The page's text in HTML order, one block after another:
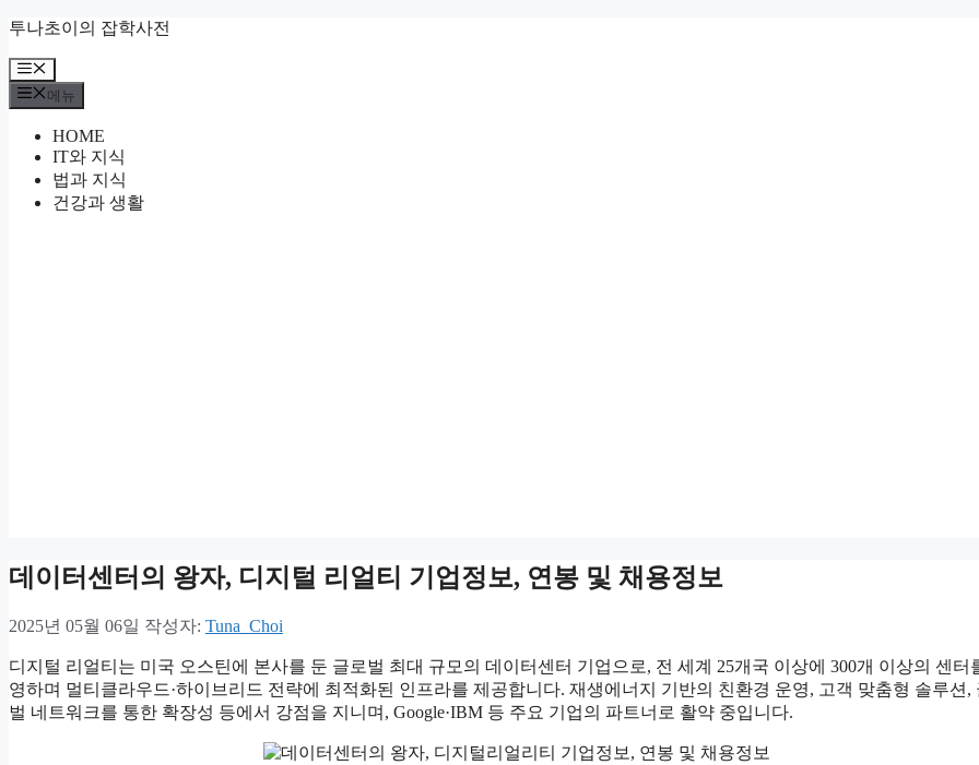
컨
츠
로
투나초이의 잡학사전
메
뉴
메뉴
HOME
IT와 지식
법과 지식
건강과 생활
데이터센터의 왕자, 디지털 리얼티 기업정보, 연봉 및 채용정보
2025년 05월 06일 작성자: Tuna_Choi
디지털 리얼티는 미국 오스틴에 본사를 둔 글로벌 최대 규모의 데이터센터 기업으로, 전 세계 25개국 이상에 300개 이상의 센터
영하며 멀티클라우드·하이브리드 전략에 최적화된 인프라를 제공합니다. 재생에너지 기반의 친환경 운영, 고객 맞춤형 솔루션,
벌 네트워크를 통한 확장성 등에서 강점을 지니며, Google·IBM 등 주요 기업의 파트너로 활약 중입니다.